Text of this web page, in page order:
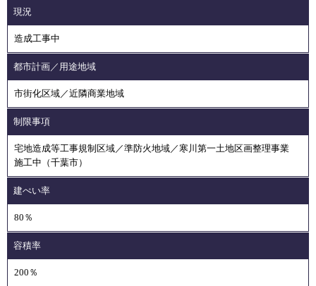
現況
造成工事中
都市計画／用途地域
市街化区域／近隣商業地域
制限事項
宅地造成等工事規制区域／準防火地域／寒川第一土地区画整理事業
施工中（千葉市）
建ぺい率
80％
容積率
200％